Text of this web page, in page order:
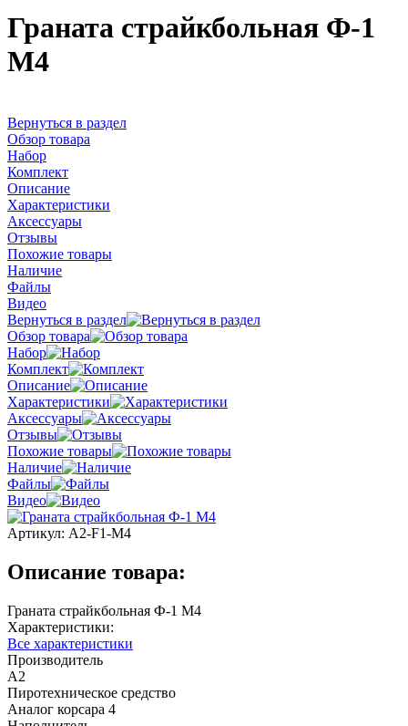
Граната страйкбольная Ф-1
М4
Вернуться в раздел
Обзор товара
Набор
Комплект
Описание
Характеристики
Аксессуары
Отзывы
Похожие товары
Наличие
Файлы
Видео
Вернуться в раздел
Обзор товара
Набор
Комплект
Описание
Характеристики
Аксессуары
Отзывы
Похожие товары
Наличие
Файлы
Видео
Артикул: A2-F1-M4
Описание товара:
Граната страйкбольная Ф-1 М4
Характеристики:
Все характеристики
Производитель
A2
Пиротехническое средство
Аналог корсара 4